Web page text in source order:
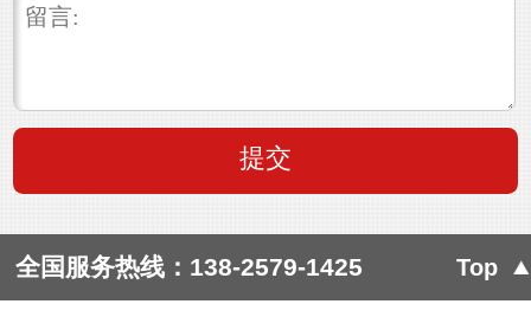
全国服务热线： 138-2579-1425 Top